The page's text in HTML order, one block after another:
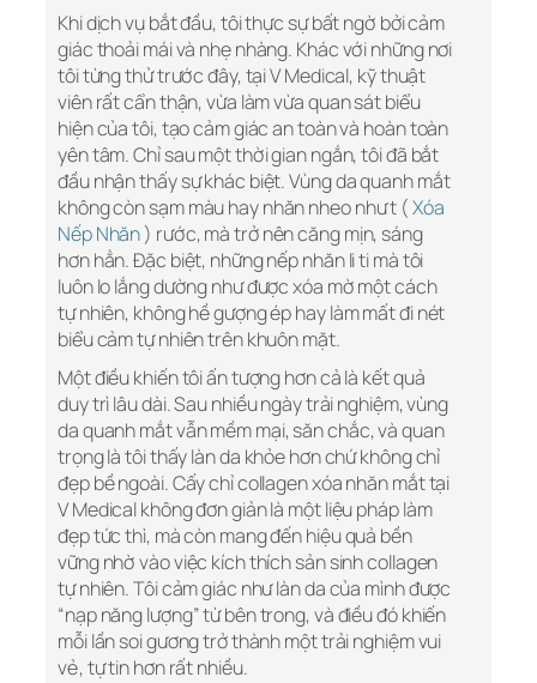
Khi dịch vụ bắt đầu, tôi thực sự bất ngờ bởi cảm
giác thoải mái và nhẹ nhàng. Khác với những nơi
tôi từng thử trước đây, tại V Medical, kỹ thuật
viên rất cẩn thận, vừa làm vừa quan sát biểu
hiện của tôi, tạo cảm giác an toàn và hoàn toàn
yên tâm. Chỉ sau một thời gian ngắn, tôi đã bắt
đầu nhận thấy sự khác biệt. Vùng da quanh mắt
không còn sạm màu hay nhăn nheo như t (Xóa
Nếp Nhăn) rước, mà trở nên căng mịn, sáng
hơn hẳn. Đặc biệt, những nếp nhăn li ti mà tôi
luôn lo lắng dường như được xóa mờ một cách
tự nhiên, không hề gượng ép hay làm mất đi nét
biểu cảm tự nhiên trên khuôn mặt.
Một điều khiến tôi ấn tượng hơn cả là kết quả
duy trì lâu dài. Sau nhiều ngày trải nghiệm, vùng
da quanh mắt vẫn mềm mại, săn chắc, và quan
trọng là tôi thấy làn da khỏe hơn chứ không chỉ
đẹp bề ngoài. Cấy chỉ collagen xóa nhăn mắt tại
V Medical không đơn giản là một liệu pháp làm
đẹp tức thì, mà còn mang đến hiệu quả bền
vững nhờ vào việc kích thích sản sinh collagen
tự nhiên. Tôi cảm giác như làn da của mình được
“nạp năng lượng” từ bên trong, và điều đó khiến
mỗi lần soi gương trở thành một trải nghiệm vui
vẻ, tự tin hơn rất nhiều.